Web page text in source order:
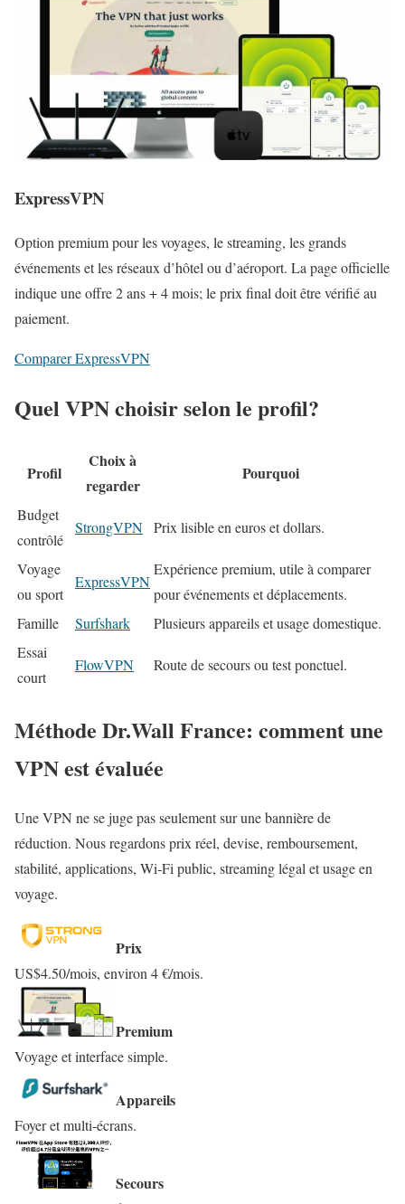
ExpressVPN
Option premium pour les voyages, le streaming, les grands
événements et les réseaux d’hôtel ou d’aéroport. La page officielle
indique une offre 2 ans + 4 mois; le prix final doit être vérifié au
paiement.
Comparer ExpressVPN
Quel VPN choisir selon le profil?
Profil
Choix à
regarder
Pourquoi
Budget
contrôlé
StrongVPN Prix lisible en euros et dollars.
Voyage
ou sport
ExpressVPN
Expérience premium, utile à comparer
pour événements et déplacements.
Famille
Surfshark
Plusieurs appareils et usage domestique.
Essai
court
FlowVPN Route de secours ou test ponctuel.
Méthode Dr.Wall France: comment une
VPN est évaluée
Une VPN ne se juge pas seulement sur une bannière de
réduction. Nous regardons prix réel, devise, remboursement,
stabilité, applications, Wi‑Fi public, streaming légal et usage en
voyage.
Prix
US$4.50/mois, environ 4 €/mois.
Premium
Voyage et interface simple.
Appareils
Foyer et multi-écrans.
Secours